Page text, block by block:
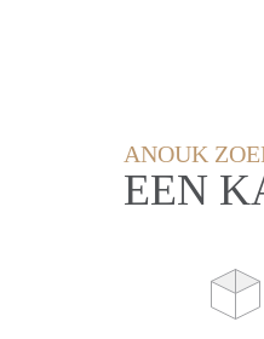
ANOUK
EEN